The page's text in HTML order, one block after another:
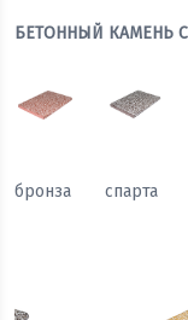
БЕТОННЫЙ КАМЕНЬ
бронза спарта